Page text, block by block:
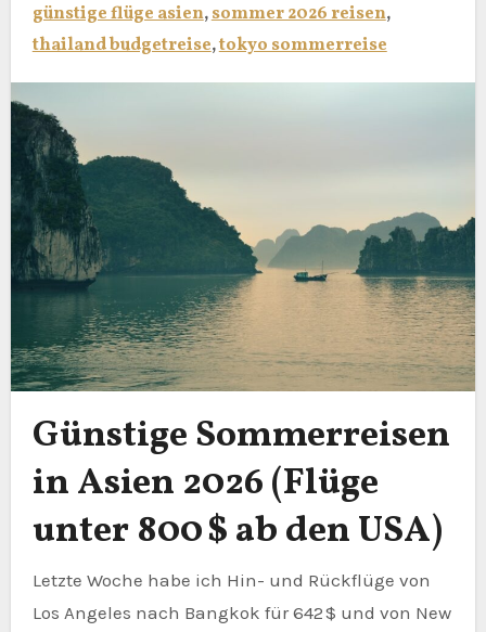
günstige flüge asien,sommer 2026 reisen,
thailand budgetreise,tokyo sommerreise
Günstige Sommerreisen
in Asien 2026 (Flüge
unter 800 $ ab den USA)
Letzte Woche habe ich Hin- und Rückflüge von
Los Angeles nach Bangkok für 642 $ und von New